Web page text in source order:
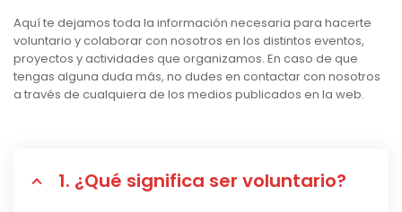
Aquí te dejamos toda la información necesaria para hacerte
voluntario y colaborar con nosotros en los distintos eventos,
proyectos y actividades que organizamos. En caso de que
tengas alguna duda más, no dudes en contactar con nosotros
a través de cualquiera de los medios publicados en la web.
1. ¿Qué significa ser voluntario?